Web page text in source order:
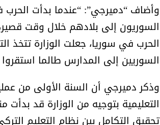
وأضاف “دميرجي”: “عندما بدأت
السوريون إلى بلادهم خلال وقت
الحرب في سوريا، جعلت الوزارة تتخذ
السوريين إلى المدارس طالما
وذكر دميرجي أن السنة الأولى من
تحقيق التكامل بين نظام التعليم